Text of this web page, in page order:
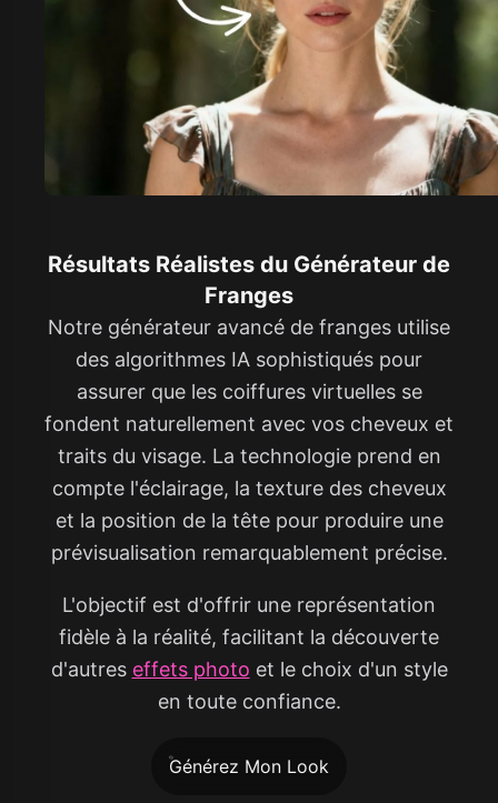
Résultats Réalistes du Générateur de
Franges
Notre générateur avancé de franges utilise
des algorithmes IA sophistiqués pour
assurer que les coiffures virtuelles se
fondent naturellement avec vos cheveux et
traits du visage. La technologie prend en
compte l'éclairage, la texture des cheveux
et la position de la tête pour produire une
prévisualisation remarquablement précise.
L'objectif est d'offrir une représentation
fidèle à la réalité, facilitant la découverte
d'autres effets photo et le choix d'un style
en toute confiance.
Générez Mon Look